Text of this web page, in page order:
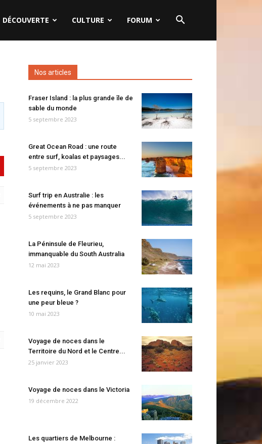
DÉCOUVERTE CULTURE FORUM
Nos articles
Fraser Island : la plus grande île de
sable du monde
5 septembre 2023
Great Ocean Road : une route
entre surf, koalas et paysages...
5 septembre 2023
Surf trip en Australie : les
événements à ne pas manquer
5 septembre 2023
La Péninsule de Fleurieu,
immanquable du South Australia
12 mai 2023
Les requins, le Grand Blanc pour
une peur bleue ?
10 mai 2023
Voyage de noces dans le
Territoire du Nord et le Centre...
25 janvier 2023
Voyage de noces dans le Victoria
19 décembre 2022
Les quartiers de Melbourne :